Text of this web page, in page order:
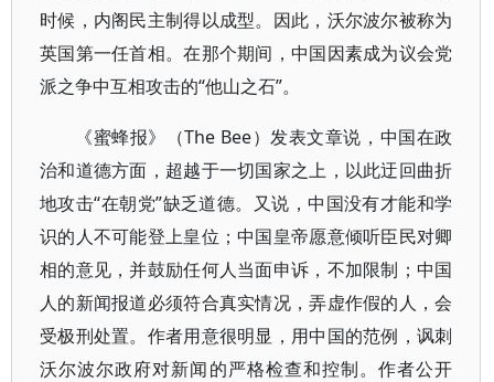
时候，内阁民主制得以成型。因此，沃尔波尔被称为
英国第一任首相。在那个期间，中国因素成为议会党
派之争中互相攻击的“他山之石”。
《蜜蜂报》（The Bee）发表文章说，中国在政
治和道德方面，超越于一切国家之上，以此迂回曲折
地攻击“在朝党”缺乏道德。又说，中国没有才能和学
识的人不可能登上皇位；中国皇帝愿意倾听臣民对卿
相的意见，并鼓励任何人当面申诉，不加限制；中国
人的新闻报道必须符合真实情况，弄虚作假的人，会
受极刑处置。作者用意很明显，用中国的范例，讽刺
沃尔波尔政府对新闻的严格检查和控制。作者公开